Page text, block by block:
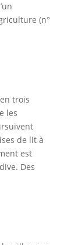
(n°
trois
les
de lit à
est
Des